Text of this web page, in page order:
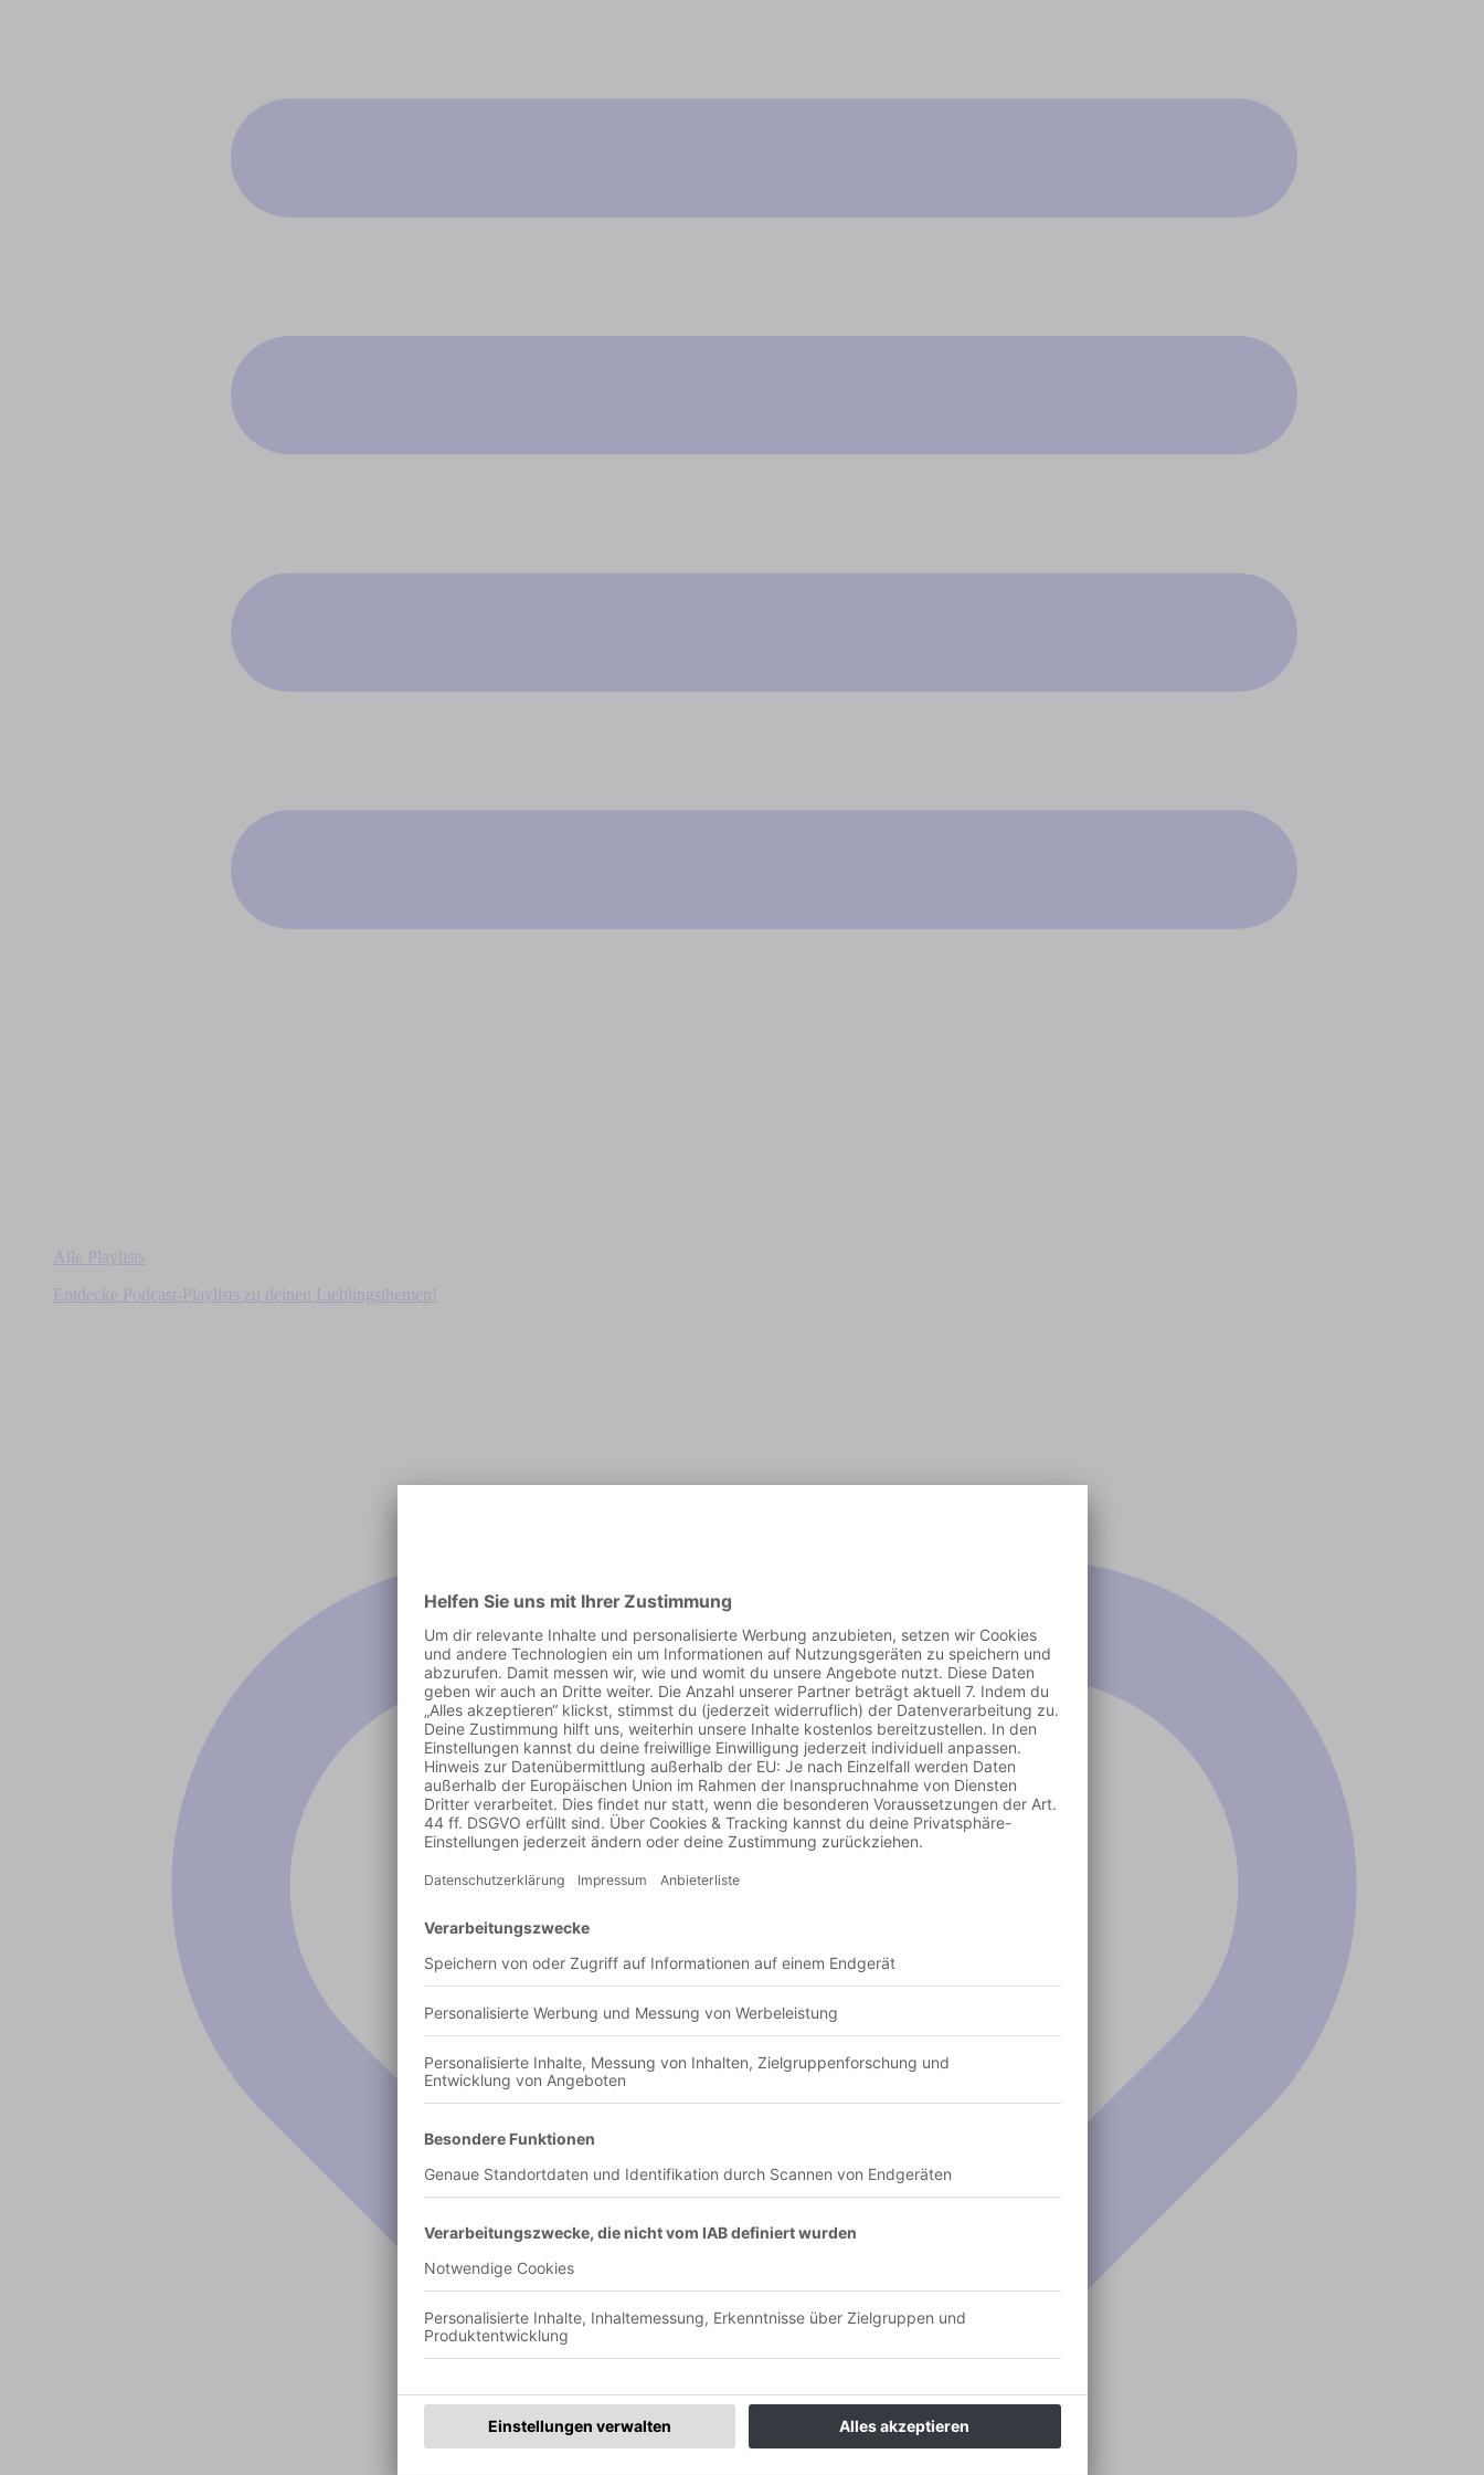
Alle Playlists
Entdecke Podcast-Playlists zu deinen Lieblingsthemen!